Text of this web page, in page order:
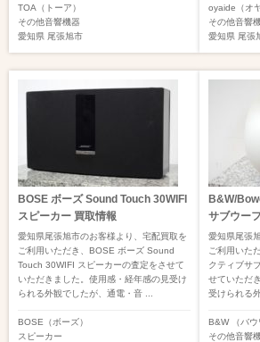
TOA（トーア）
その他音響機器
愛知県 尾張旭市
oyaide（オ
その他音響
愛知県 尾張
BOSE ボーズ Sound Touch 30WIFI
スピーカー 買取情報
愛知県尾張旭市のお客様より、宅配買取を
ご利用いただき、BOSE ボーズ Sound
Touch 30WIFI スピーカーの査定をさせて
いただきました。使用感・経年感の見受け
られる外観でしたが、通電・音 ...
BOSE（ボーズ）
スピーカー
B&W/
サブウー
愛知県尾張
ご利用いた
クティブサ
せていただ
受けられる
B&W （バウ
その他音響